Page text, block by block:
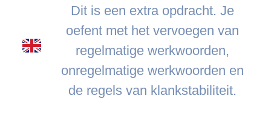
Dit is een extra opdracht. Je
oefent met het vervoegen van
regelmatige werkwoorden,
onregelmatige werkwoorden en
de regels van klankstabiliteit.